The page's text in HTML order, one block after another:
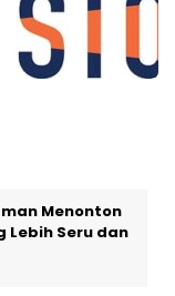
Menonton
Lebih Seru dan